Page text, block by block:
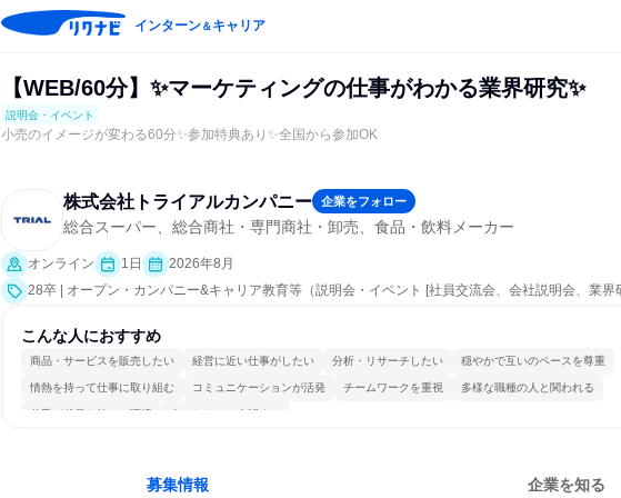
インターン＆キャリア
【WEB/60分】✨マーケティングの仕事がわかる業界研究✨
説明会・イベント
小売のイメージが変わる60分✨参加特典あり✨全国から参加OK
株式会社トライアルカンパニー 企業をフォロー
総合スーパー、総合商社・専門商社・卸売、食品・飲料メーカー
オンライン 1日
2026年8月
28卒 | オープン・カンパニー&キャリア教育等（説明会・イベント [社員交流会、会社説明会、業界
こんな人におすすめ
商品・サービスを販売したい 経営に近い仕事がしたい 分析・リサーチしたい 穏やかで互いのペースを尊重
情熱を持って仕事に取り組む コミュニケーションが活発 チームワークを重視 多様な職種の人と関われる
若手が裁量を持てる環境 人とたくさん会話する
募集情報 企業を知る